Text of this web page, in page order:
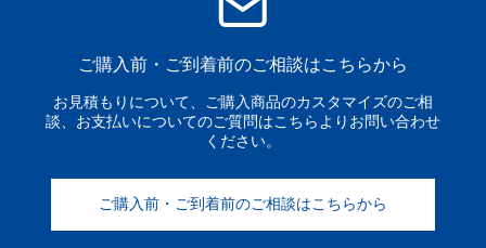
ご購入前・ご到着前のご相談はこちらから
お見積もりについて、ご購入商品のカスタマイズのご相
談、お支払いについてのご質問はこちらよりお問い合わせ
ください。
ご購入前・ご到着前のご相談はこちらから